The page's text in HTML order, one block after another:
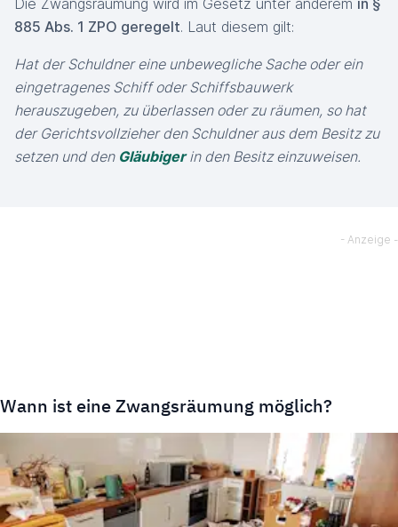
Die Zwangsräumung wird im Gesetz unter anderem in §
885 Abs. 1 ZPO geregelt. Laut diesem gilt:
Hat der Schuldner eine unbewegliche Sache oder ein
eingetragenes Schiff oder Schiffsbauwerk
herauszugeben, zu überlassen oder zu räumen, so hat
der Gerichtsvollzieher den Schuldner aus dem Besitz zu
setzen und den Gläubigerin den Besitz einzuweisen.
Wann ist eine Zwangsräumung möglich?